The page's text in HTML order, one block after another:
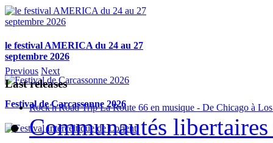
le festival AMERICA du 24 au 27
septembre 2026
Festival de Carcassonne 2026
Previous Next
Last releases
Rock'n'Road Trip La Route 66 en musique - De Chicago à
Communautés libertaires